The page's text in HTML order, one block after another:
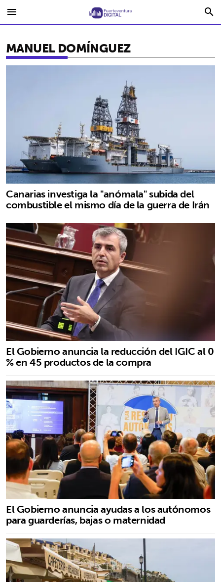
menu search
MANUEL DOMÍNGUEZ
Canarias investiga la "anómala" subida del
combustible el mismo día de la guerra de Irán
El Gobierno anuncia la reducción del IGIC al 0
% en 45 productos de la compra
El Gobierno anuncia ayudas a los autónomos
para guarderías, bajas o maternidad